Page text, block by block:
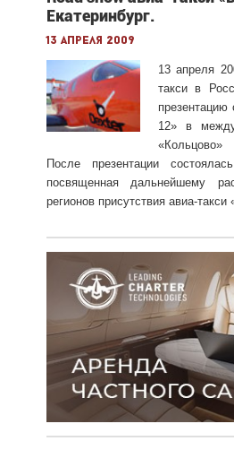
Екатеринбург.
13 апреля 2009
13 апреля
такси в
12» в
После презентации
посвященная дальнейшему
регионов присутствия авиа-